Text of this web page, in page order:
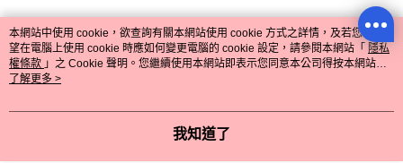
熱門標籤
本網站中使用 cookie，欲查詢有關本網站使用 cookie 方式之詳情，及若您不希
望在電腦上使用 cookie 時應如何變更電腦的 cookie 設定，請參閱本網站「 隱私
權條款 」之 Cookie 聲明。您繼續使用本網站即表示您同意本公司得按本網站使
用條款之 Cookie 聲明使用 cookie。
了解更多 >
我知道了